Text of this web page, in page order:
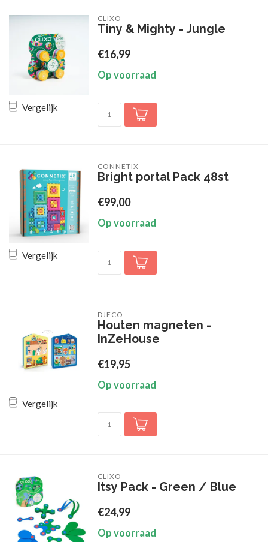
Vergelijk
CLIXO
Tiny & Mighty - Jungle
€16,99
Op voorraad
Vergelijk
CONNETIX
Bright portal Pack 48st
€99,00
Op voorraad
Vergelijk
DJECO
Houten magneten -
InZeHouse
€19,95
Op voorraad
CLIXO
Itsy Pack - Green / Blue
€24,99
Op voorraad